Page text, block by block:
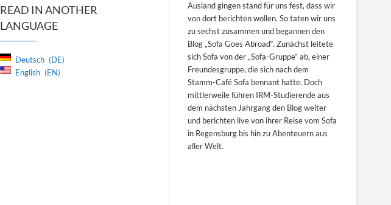
READ IN ANOTHER
LANGUAGE
Deutsch
DE
English
EN
Ausland gingen stand für uns fest, dass wir
von dort berichten wollen. So taten wir uns
zu sechst zusammen und begannen den
Blog „Sofa Goes Abroad“. Zunächst leitete
sich Sofa von der „Sofa-Gruppe“ ab, einer
Freundesgruppe, die sich nach dem
Stamm-Café Sofa bennant hatte. Doch
mittlerweile führen IRM-Studierende aus
dem nächsten Jahrgang den Blog weiter
und berichten live von ihrer Reise vom Sofa
in Regensburg bis hin zu Abenteuern aus
aller Welt.